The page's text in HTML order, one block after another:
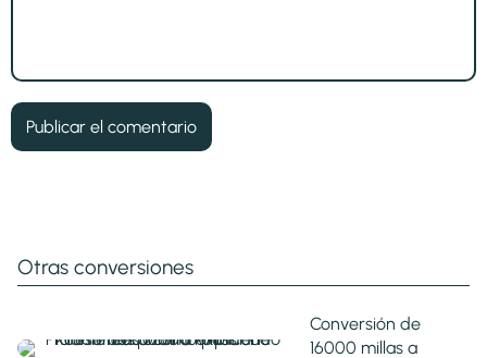
Otras conversiones
Conversión de
16000 millas a